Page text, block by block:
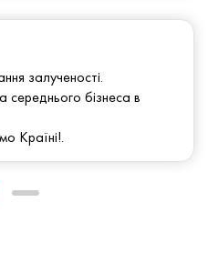
залученості.
бізнеса в
Країні!.